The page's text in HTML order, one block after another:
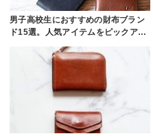
男子高校生におすすめの財布ブラン
ド15選。人気アイテムをピックア…